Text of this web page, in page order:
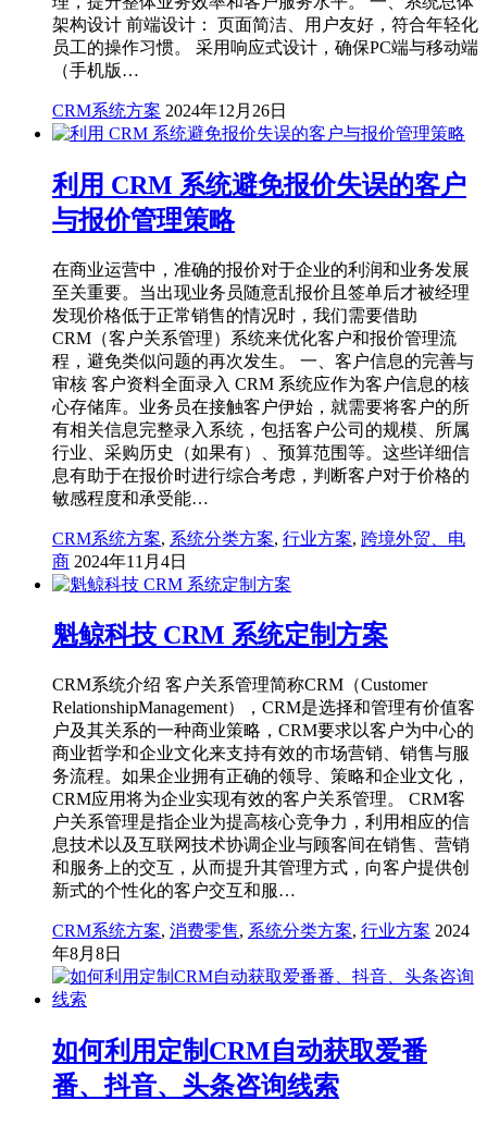
架构设计 前端设计： 页面简洁、用户友好，符合年轻化
员工的操作习惯。 采用响应式设计，确保PC端与移动端
（手机版…
CRM系统方案 2024年12月26日
利用 CRM 系统避免报价失误的客户
与报价管理策略
在商业运营中，准确的报价对于企业的利润和业务发展
至关重要。当出现业务员随意乱报价且签单后才被经理
发现价格低于正常销售的情况时，我们需要借助
CRM（客户关系管理）系统来优化客户和报价管理流
程，避免类似问题的再次发生。 一、客户信息的完善与
审核 客户资料全面录入 CRM 系统应作为客户信息的核
心存储库。业务员在接触客户伊始，就需要将客户的所
有相关信息完整录入系统，包括客户公司的规模、所属
行业、采购历史（如果有）、预算范围等。这些详细信
息有助于在报价时进行综合考虑，判断客户对于价格的
敏感程度和承受能…
CRM系统方案, 系统分类方案, 行业方案, 跨境外贸、电
商 2024年11月4日
魁鲸科技 CRM 系统定制方案
CRM系统介绍 客户关系管理简称CRM（Customer
RelationshipManagement），CRM是选择和管理有价值客
户及其关系的一种商业策略，CRM要求以客户为中心的
商业哲学和企业文化来支持有效的市场营销、销售与服
务流程。如果企业拥有正确的领导、策略和企业文化，
CRM应用将为企业实现有效的客户关系管理。 CRM客
户关系管理是指企业为提高核心竞争力，利用相应的信
息技术以及互联网技术协调企业与顾客间在销售、营销
和服务上的交互，从而提升其管理方式，向客户提供创
新式的个性化的客户交互和服…
CRM系统方案, 消费零售, 系统分类方案, 行业方案 2024
年8月8日
如何利用定制CRM自动获取爱番
番、抖音、头条咨询线索